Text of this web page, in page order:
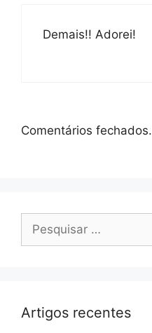
Demais!! Adorei!
Comentários fechados.
Pesquisar
Artigos recentes